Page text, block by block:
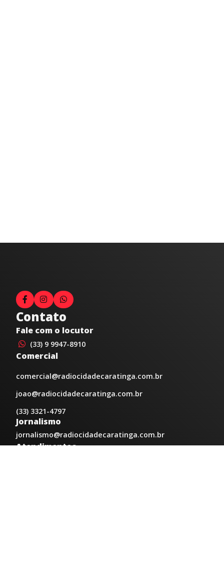
Contato
Fale com o locutor
(33) 9 9947-8910
Comercial
comercial@radiocidadecaratinga.com.br
joao@radiocidadecaratinga.com.br
(33) 3321-4797
Jornalismo
jornalismo@radiocidadecaratinga.com.br
Atendimentos